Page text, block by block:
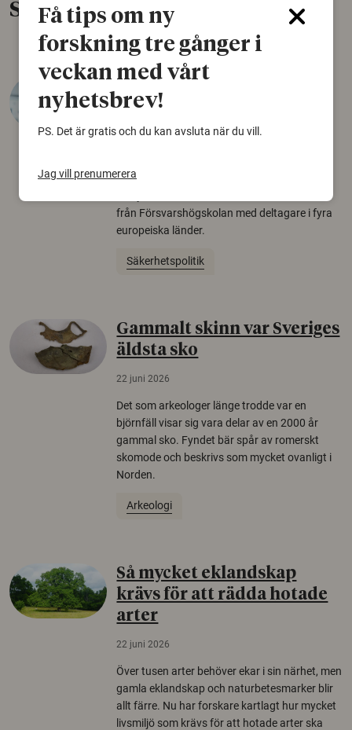
Senaste nytt
desinformation?
30 juli 2026
konspirationsteorier är ofta mer mottagliga
från Försvarshögskolan med deltagare i fyra
europeiska länder.
Säkerhetspolitik
Gammalt skinn var Sveriges
äldsta sko
22 juni 2026
Det som arkeologer länge trodde var en
björnfäll visar sig vara delar av en 2000 år
gammal sko. Fyndet bär spår av romerskt
skomode och beskrivs som mycket ovanligt i
Norden.
Arkeologi
Så mycket eklandskap
krävs för att rädda hotade
arter
22 juni 2026
Över tusen arter behöver ekar i sin närhet, men
gamla eklandskap och naturbetesmarker blir
allt färre. Nu har forskare kartlagt hur mycket
livsmiljö som krävs för att hotade arter ska
Få tips om ny
forskning tre gånger i
veckan med vårt
nyhetsbrev!
PS. Det är gratis och du kan avsluta när du vill.
Jag vill prenumerera